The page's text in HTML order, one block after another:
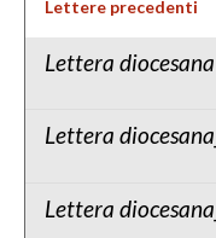
Lettere precedenti
Lettera
Lettera
Lettera